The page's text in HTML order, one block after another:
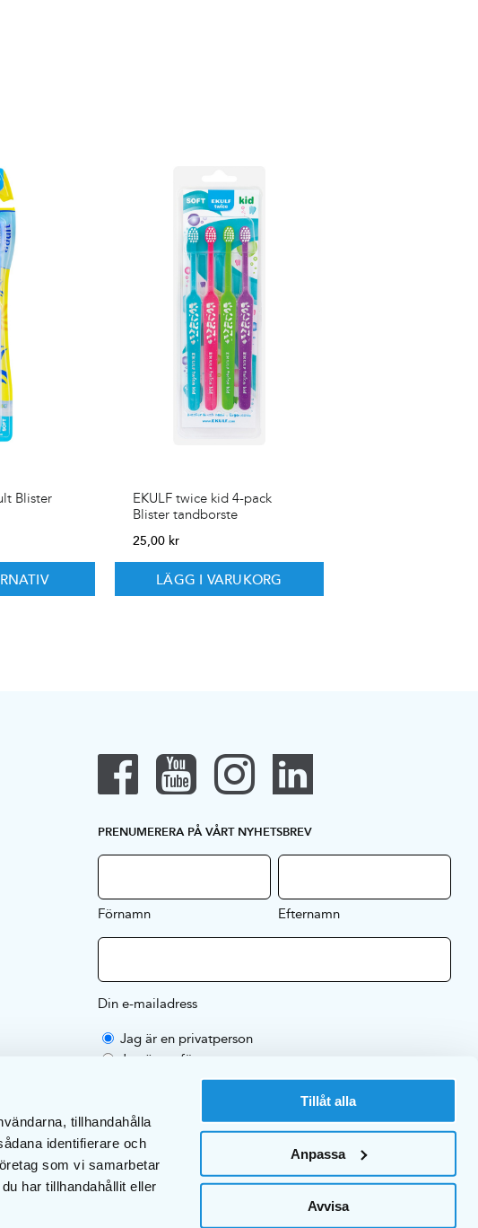
tillhandahålla
identifierare och
som vi samarbetar
har tillhandahållit eller
Tillåt alla
Anpassa
Avvisa
Blister
EKULF twice kid 4-pack
Blister tandborste
25,00 kr
LÄGG I VARUKORG
PRENUMERERA PÅ VÅRT NYHETSBREV
Förnamn Efternamn
Din e-mailadress
Jag är en privatperson
Jag är ett företag